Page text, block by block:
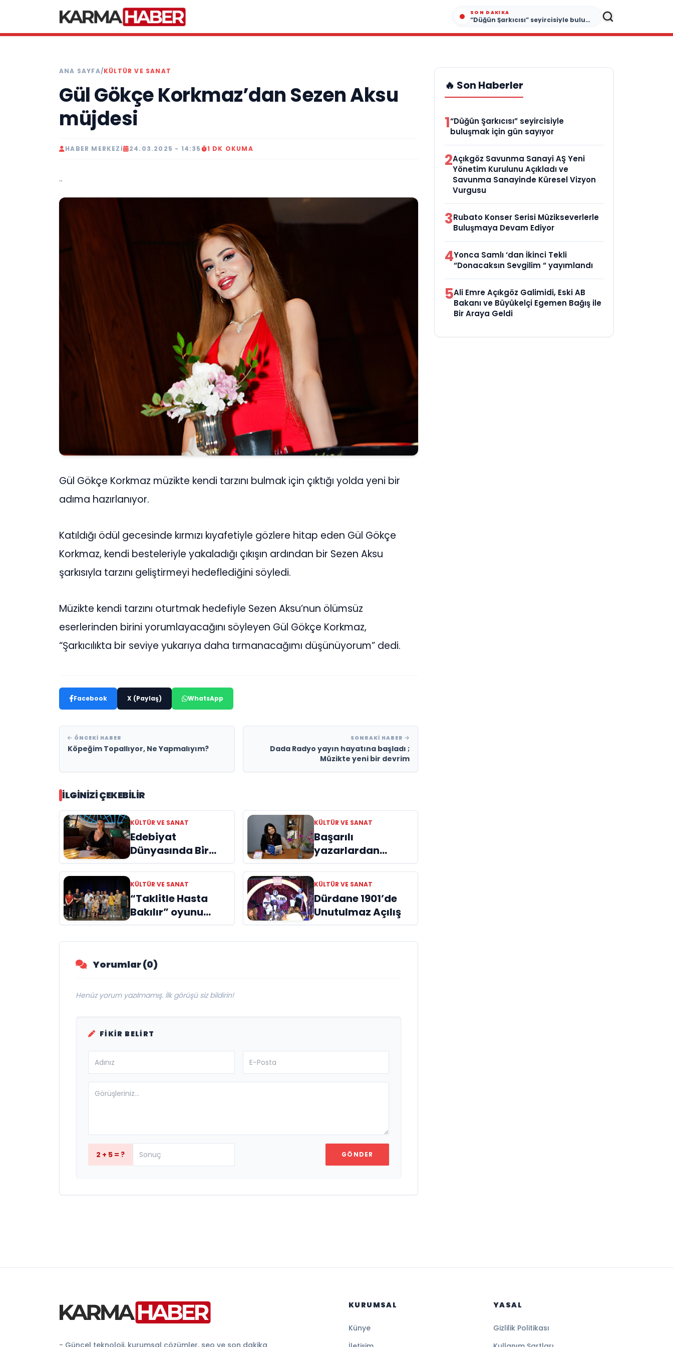
SON DAKIKA
“Düğün Şarkıcısı” seyircisiyle buluşmak için gün sayıyor
ANA SAYFA/KÜLTÜR VE SANAT
Gül Gökçe Korkmaz’dan Sezen Aksu
müjdesi
HABER MERKEZI 24.03.2025 - 14:35 1 DK OKUMA
..
Gül Gökçe Korkmaz müzikte kendi tarzını bulmak için çıktığı yolda yeni bir
adıma hazırlanıyor.
Katıldığı ödül gecesinde kırmızı kıyafetiyle gözlere hitap eden Gül Gökçe
Korkmaz, kendi besteleriyle yakaladığı çıkışın ardından bir Sezen Aksu
şarkısıyla tarzını geliştirmeyi hedeflediğini söyledi.
Müzikte kendi tarzını oturtmak hedefiyle Sezen Aksu’nun ölümsüz
eserlerinden birini yorumlayacağını söyleyen Gül Gökçe Korkmaz,
“Şarkıcılıkta bir seviye yukarıya daha tırmanacağımı düşünüyorum” dedi.
Facebook X (Paylaş) WhatsApp
ÖNCEKI HABER
Köpeğim Topallıyor, Ne Yapmalıyım?
SONRAKI HABER
Dada Radyo yayın hayatına başladı ;
Müzikte yeni bir devrim
İLGINIZI ÇEKEBILIR
KÜLTÜR VE SANAT
Edebiyat
Dünyasında Bir
Genç Deha
Doğuyor: Dilruba
Engin ve Zift Karası
Evreni ‘AVENOİR’
KÜLTÜR VE SANAT
Başarılı
yazarlardan
Azime Savaş’tan
başucu kitabı
“Emanet”
raflardaki yerini
aldı
KÜLTÜR VE SANAT
“Taklitle Hasta
Bakılır” oyunu
engelleri sanatla
aştı
KÜLTÜR VE SANAT
Dürdane 1901’de
Unutulmaz Açılış
Yorumlar (0)
Henüz yorum yazılmamış. İlk görüşü siz bildirin!
FIKIR BELIRT
2 + 5 = ? GÖNDER
🔥 Son Haberler
1“Düğün Şarkıcısı” seyircisiyle
buluşmak için gün sayıyor
2Açıkgöz Savunma Sanayi AŞ Yeni
Yönetim Kurulunu Açıkladı ve
Savunma Sanayinde Küresel Vizyon
Vurgusu
3Rubato Konser Serisi Müzikseverlerle
Buluşmaya Devam Ediyor
4Yonca Samlı ‘dan İkinci Tekli
“Donacaksın Sevgilim “ yayımlandı
5Ali Emre Açıkgöz Galimidi, Eski AB
Bakanı ve Büyükelçi Egemen Bağış ile
Bir Araya Geldi
KURUMSAL
Künye
YASAL
Gizlilik Politikası